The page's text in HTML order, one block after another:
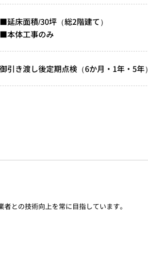
■延床面積/30坪（総2階建て）
■本体工事のみ
御引き渡し後定期点検（6か月・1年・5年）
との技術向上を常に目指しています。